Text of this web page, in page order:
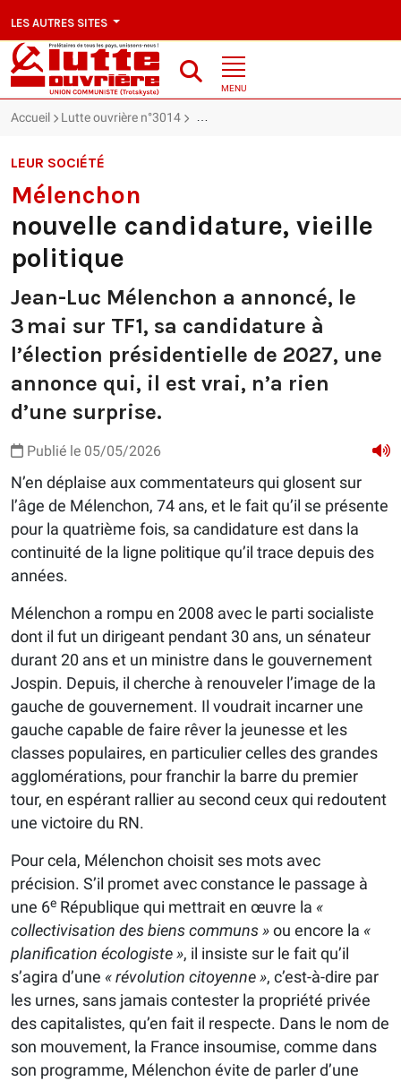
LES AUTRES SITES
MENU
Accueil Lutte ouvrière n°3014 Mélenchon : nouvelle candidature,
LEUR SOCIÉTÉ
Mélenchon
nouvelle candidature, vieille
politique
Jean-Luc Mélenchon a annoncé, le
3 mai sur TF1, sa candidature à
l’élection présidentielle de 2027, une
annonce qui, il est vrai, n’a rien
d’une surprise.
Publié le 05/05/2026
N’en déplaise aux commentateurs qui glosent sur
l’âge de Mélenchon, 74 ans, et le fait qu’il se présente
pour la quatrième fois, sa candidature est dans la
continuité de la ligne politique qu’il trace depuis des
années.
Mélenchon a rompu en 2008 avec le parti socialiste
dont il fut un dirigeant pendant 30 ans, un sénateur
durant 20 ans et un ministre dans le gouvernement
Jospin. Depuis, il cherche à renouveler l’image de la
gauche de gouvernement. Il voudrait incarner une
gauche capable de faire rêver la jeunesse et les
classes populaires, en particulier celles des grandes
agglomérations, pour franchir la barre du premier
tour, en espérant rallier au second ceux qui redoutent
une victoire du RN.
Pour cela, Mélenchon choisit ses mots avec
précision. S’il promet avec constance le passage à
une 6e République qui mettrait en œuvre la «
collectivisation des biens communs »ou encore la «
planification écologiste », il insiste sur le fait qu’il
s’agira d’une « révolution citoyenne », c’est-à-dire par
les urnes, sans jamais contester la propriété privée
des capitalistes, qu’en fait il respecte. Dans le nom de
son mouvement, la France insoumise, comme dans
son programme, Mélenchon évite de parler d’une